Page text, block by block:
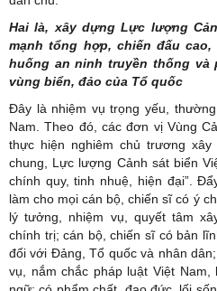
Hai là, xây dựng Lực lượng
mạnh tổng hợp, chiến đấu
huống an ninh truyền thống và
vùng biển, đảo của Tổ quốc
Đây là nhiệm vụ trọng yếu,
Nam. Theo đó, các đơn vị Vùng
thực hiện nghiêm chủ trương
chung, Lực lượng Cảnh sát biển
chính quy, tinh nhuệ, hiện đại”.
làm cho mọi cán bộ, chiến sĩ có ý
lý tưởng, nhiệm vụ, quyết tâm
chính trị; cán bộ, chiến sĩ có bản
đối với Đảng, Tổ quốc và nhân
vụ, nắm chắc pháp luật Việt